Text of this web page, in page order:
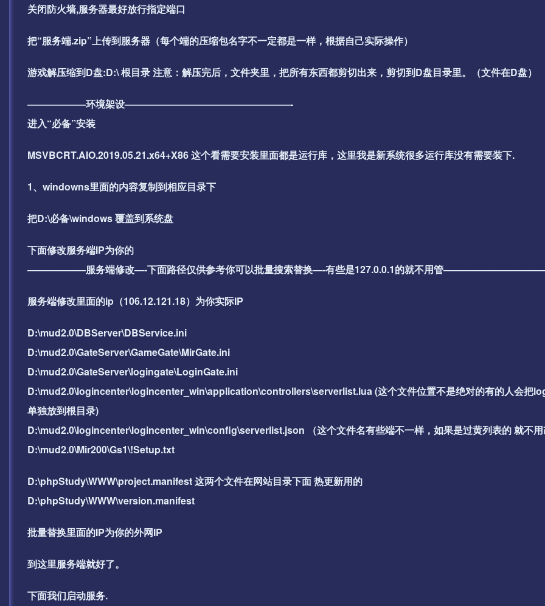
关闭防火墙,服务器最好放行指定端口
把“服务端.zip”上传到服务器（每个端的压缩包名字不一定都是一样，根据自己实际操作）
游戏解压缩到D盘:D:\ 根目录 注意：解压完后，文件夹里，把所有东西都剪切出来，剪切到D盘目录里。（文件在D盘）
——————环境架设—————————————————-
进入“必备”安装
MSVBCRT.AIO.2019.05.21.x64+X86 这个看需要安装里面都是运行库，这里我是新系统很多运行库没有需要装下.
1、windowns里面的内容复制到相应目录下
把D:\必备\windows 覆盖到系统盘
下面修改服务端IP为你的
——————服务端修改—-下面路径仅供参考你可以批量搜索替换—-有些是127.0.0.1的就不用管
服务端修改里面的ip（106.12.121.18）为你实际IP
D:\mud2.0\DBServer\DBService.ini
D:\mud2.0\GateServer\GameGate\MirGate.ini
D:\mud2.0\GateServer\logingate\LoginGate.ini
D:\mud2.0\logincenter\logincenter_win\application\controllers\serverlist.lua (这个文件位置不是绝对的有的人会把
单独放到根目录)
D:\mud2.0\logincenter\logincenter_win\config\serverlist.json （这个文件名有些端不一样，如果是过黄列表的 就不
D:\mud2.0\Mir200\Gs1\!Setup.txt
D:\phpStudy\WWW\project.manifest 这两个文件在网站目录下面 热更新用的
D:\phpStudy\WWW\version.manifest
批量替换里面的IP为你的外网IP
到这里服务端就好了。
下面我们启动服务.